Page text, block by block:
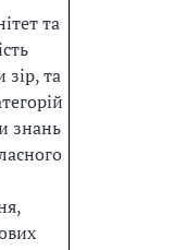
та
та
знань